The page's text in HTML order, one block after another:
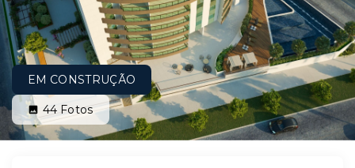
EM CONSTRUÇÃO
44 Fotos